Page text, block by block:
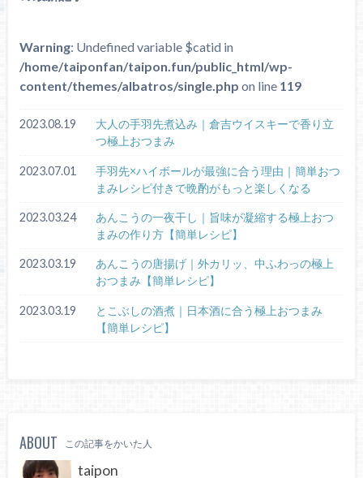
Warning: Undefined variable $catid in
/home/taiponfan/taipon.fun/public_html/wp-
content/themes/albatros/single.php on line 119
2023.08.19
大人の手羽先煮込み｜倉吉ウイスキーで香り立
つ極上おつまみ
2023.07.01
手羽先×ハイボールが最強に合う理由｜簡単おつ
まみレシピ付きで晩酌がもっと楽しくなる
2023.03.24
あんこうの一夜干し｜旨味が凝縮する極上おつ
まみの作り方【簡単レシピ】
2023.03.19
あんこうの唐揚げ｜外カリッ、中ふわっの極上
おつまみ【簡単レシピ】
2023.03.19
とこぶしの酒煮｜日本酒に合う極上おつまみ
【簡単レシピ】
ABOUT この記事をかいた人
taipon